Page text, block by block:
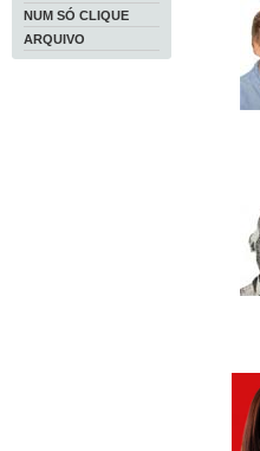
NUM SÓ CLIQUE
ARQUIVO